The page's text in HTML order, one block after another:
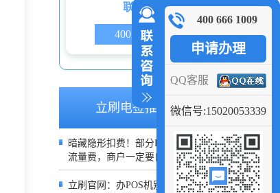
联系电话
400 666 1009
立刷电签推荐文章
暗藏隐形扣费！部分POS半年被扣199
流量费，商户一定要自查账单
立刷官网：办POS机别只图费率低，小
400 666 1009
申请办理
QQ客服
微信号:15020053339